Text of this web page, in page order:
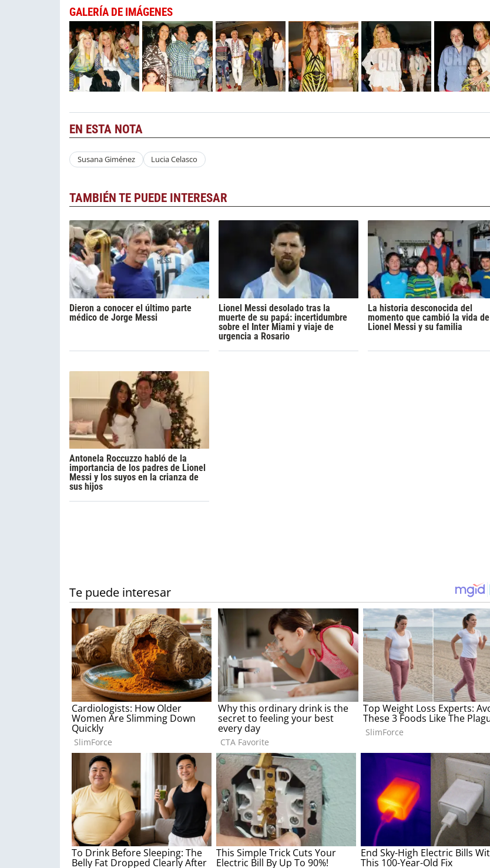
GALERÍA DE IMÁGENES
EN ESTA NOTA
Susana Giménez Lucia Celasco
TAMBIÉN TE PUEDE INTERESAR
Dieron a conocer el último parte
médico de Jorge Messi
Lionel Messi desolado tras la
muerte de su papá: incertidumbre
sobre el Inter Miami y viaje de
urgencia a Rosario
La historia desconocida del
momento que cambió la vida de
Lionel Messi y su familia
Antonela Roccuzzo habló de la
importancia de los padres de Lionel
Messi y los suyos en la crianza de
sus hijos